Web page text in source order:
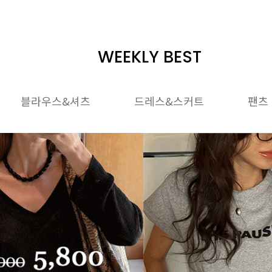
WEEKLY BEST
블라우스&셔츠 드레스&스커트 팬츠